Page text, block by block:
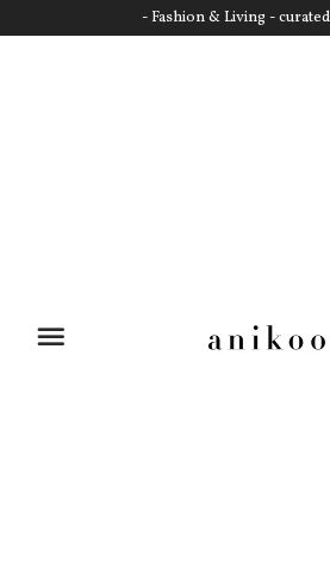
- Fashion & Living -